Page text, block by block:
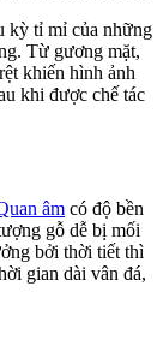
kỳ tỉ mỉ của những
Từ gương mặt,
khiến hình ảnh
khi được chế tác
âm có độ bền
gỗ dễ bị mối
bởi thời tiết thì
gian dài vân đá,